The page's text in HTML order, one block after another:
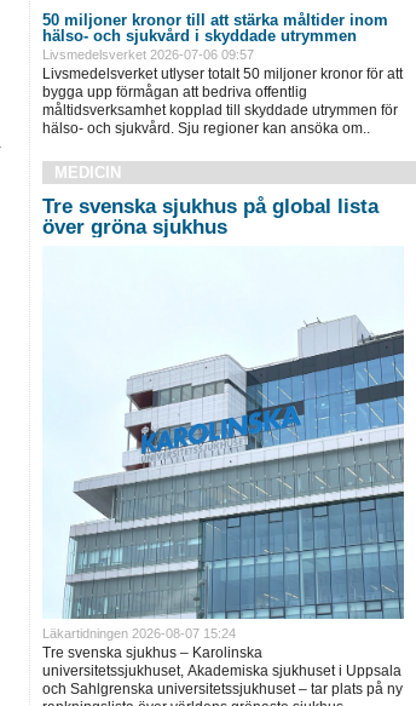
50 miljoner kronor till att stärka måltider inom
hälso- och sjukvård i skyddade utrymmen
Livsmedelsverket 2026-07-06 09:57
Livsmedelsverket utlyser totalt 50 miljoner kronor för att
bygga upp förmågan att bedriva offentlig
måltidsverksamhet kopplad till skyddade utrymmen för
hälso- och sjukvård. Sju regioner kan ansöka om..
MEDICIN
Tre svenska sjukhus på global lista
över gröna sjukhus
Läkartidningen 2026-08-07 15:24
Tre svenska sjukhus – Karolinska
universitetssjukhuset, Akademiska sjukhuset i Uppsala
och Sahlgrenska universitetssjukhuset – tar plats på ny